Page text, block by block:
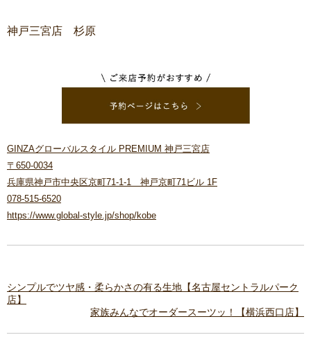
神戸三宮店 杉原
GINZAグローバルスタイル PREMIUM 神戸三宮店
〒650-0034
兵庫県神戸市中央区京町71-1-1 神戸京町71ビル 1F
078-515-6520
https://www.global-style.jp/shop/kobe
シンプルでツヤ感・柔らかさの有る生地【名古屋セントラルパーク
店】
家族みんなでオーダースーツッ！【横浜西口店】